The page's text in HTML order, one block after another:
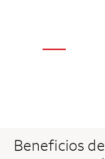
column 1
—
Beneficios